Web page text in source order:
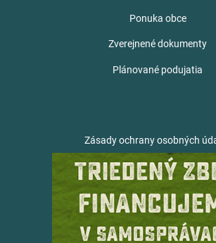
Ponuka obce
Zverejnené dokumenty
Plánované podujatia
Zásady ochrany osobných